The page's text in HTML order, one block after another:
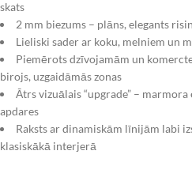
skats
2 mm biezums – plāns, elegants
Lieliski sader ar koku, melniem un
Piemērots dzīvojamām un
birojs, uzgaidāmās zonas
Ātrs vizuālais “upgrade” – marmora
apdares
Raksts ar dinamiskām līnijām labi
klasiskākā interjerā